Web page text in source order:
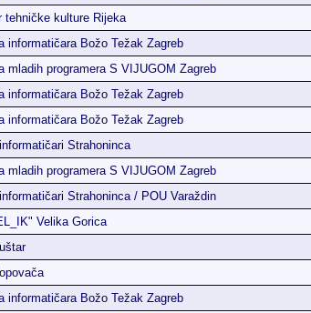
tehničke kulture Rijeka
informatičara Božo Težak Zagreb
mladih programera S VIJUGOM Zagreb
informatičara Božo Težak Zagreb
informatičara Božo Težak Zagreb
Strahoninca
mladih programera S VIJUGOM Zagreb
Strahoninca / POU Varaždin
Velika Gorica
informatičara Božo Težak Zagreb